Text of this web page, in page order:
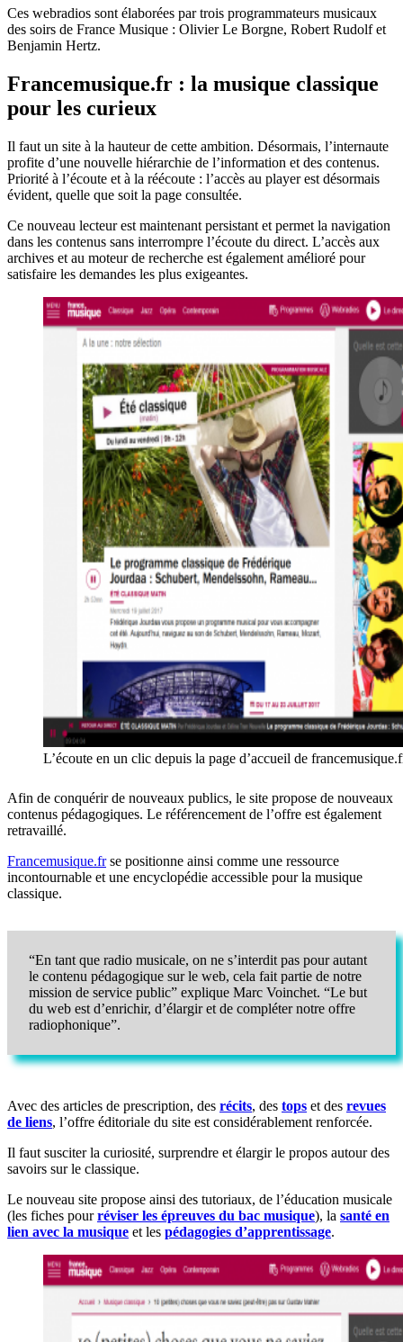
Ces webradios sont élaborées par trois programmateurs musicaux
des soirs de France Musique : Olivier Le Borgne, Robert Rudolf et
Benjamin Hertz.
Francemusique.fr : la musique classique
pour les curieux
Il faut un site à la hauteur de cette ambition. Désormais, l’internaute
profite d’une nouvelle hiérarchie de l’information et des contenus.
Priorité à l’écoute et à la réécoute : l’accès au player est désormais
évident, quelle que soit la page consultée.
Ce nouveau lecteur est maintenant persistant et permet la navigation
dans les contenus sans interrompre l’écoute du direct. L’accès aux
archives et au moteur de recherche est également amélioré pour
satisfaire les demandes les plus exigeantes.
L’écoute en un clic depuis la page d’accueil de
Afin de conquérir de nouveaux publics, le site propose de nouveaux
contenus pédagogiques. Le référencement de l’offre est également
retravaillé.
Francemusique.frse positionne ainsi comme une ressource
incontournable et une encyclopédie accessible pour la musique
classique.
“En tant que radio musicale, on ne s’interdit pas pour autant
le contenu pédagogique sur le web, cela fait partie de notre
mission de service public” explique Marc Voinchet. “Le but
du web est d’enrichir, d’élargir et de compléter notre offre
radiophonique”.
Avec des articles de prescription, des récits, des tops et des revues
de liens, l’offre éditoriale du site est considérablement renforcée.
Il faut susciter la curiosité, surprendre et élargir le propos autour des
savoirs sur le classique.
Le nouveau site propose ainsi des tutoriaux, de l’éducation musicale
(les fiches pourréviser les épreuves du bac musique), la santé en
lien avec la musique et les pédagogies d’apprentissage.